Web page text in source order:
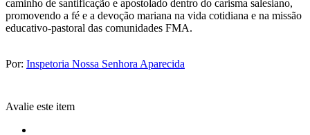
caminho de santificação e apostolado dentro do carisma salesiano,
promovendo a fé e a devoção mariana na vida cotidiana e na missão
educativo-pastoral das comunidades FMA.
Por: Inspetoria Nossa Senhora Aparecida
Avalie este item